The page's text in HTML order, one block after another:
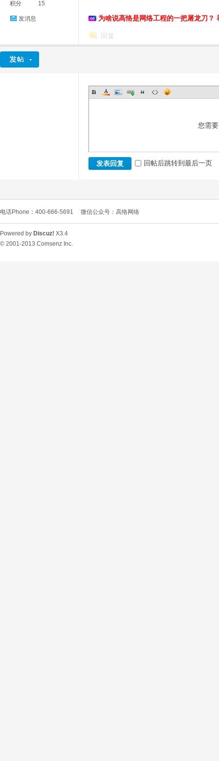
积分 15
发消息 为啥说高恪是网络工程的一把屠龙刀？
回复
您需
发表回复 回帖后跳转到最后一页
电话Phone：400-666-5691 微信公众号：高恪网络
Powered by Discuz! X3.4
© 2001-2013 Comsenz Inc.